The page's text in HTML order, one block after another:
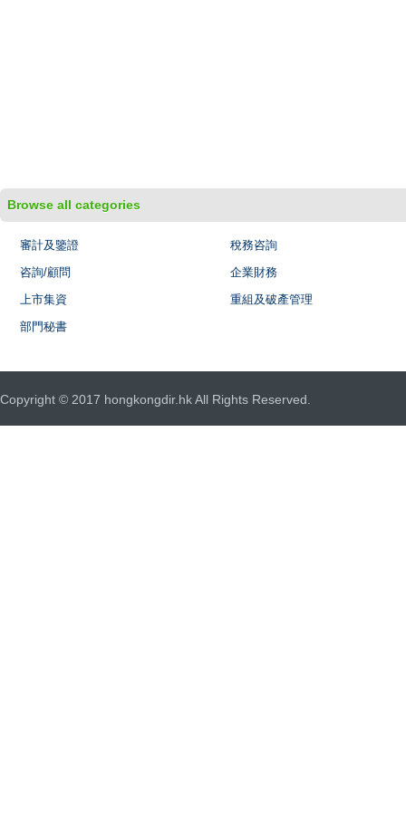
Browse all categories
審計及鑒證
稅務咨詢
咨詢/顧問
企業財務
上市集資
重組及破產管理
部門秘書
Copyright © 2017 hongkongdir.hk All Rights Reserved.